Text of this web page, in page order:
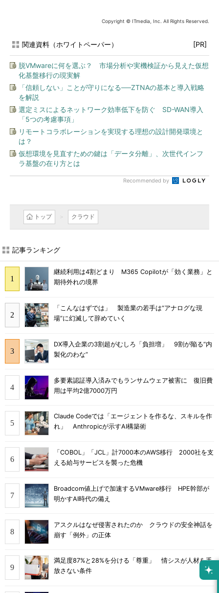
Copyright © ITmedia, Inc. All Rights Reserved.
関連資料（ホワイトペーパー） [PR]
脱VMwareに何を選ぶ？ 市場分析や実機検証から見えた仮想
化基盤移行の現実解
「信頼しない」ことが守りになる──ZTNAの基本と導入戦略
を解説
選定ミスによるネットワーク効率低下を防ぐ SD-WAN導入
「5つの考慮事項」
リモートコラボレーションを実現する理想の設計開発環境と
は？
仮想環境を見直すための鍵は「データ分離」、次世代インフ
ラ基盤の在り方とは
Recommended by
トップ クラウド
記事ランキング
継続利用は4割どまり M365 Copilotが「効く業務」と
期待外れの境界
「こんなはずでは」 製造業の若手は“アナログな現
場”に幻滅して辞めていく
DX導入企業の3割超がむしろ「負担増」 9割が陥る“内
製化のわな”
多要素認証導入済みでもランサムウェア被害に 復旧費
用は平均2億7000万円
Claude Codeでは「エージェントを作るな、スキルを作
れ」 Anthropicが示すAI構築術
「COBOL」「JCL」計7000本のAWS移行 2000社を支
える給与サービスを襲った危機
Broadcom値上げで加速するVMware移行 HPE幹部が
明かすAI時代の備え
アスクルはなぜ侵害されたのか クラウドの安全神話を
崩す「例外」の正体
満足度87%と28%を分ける「尊重」 情シスが人材を手
放さない条件